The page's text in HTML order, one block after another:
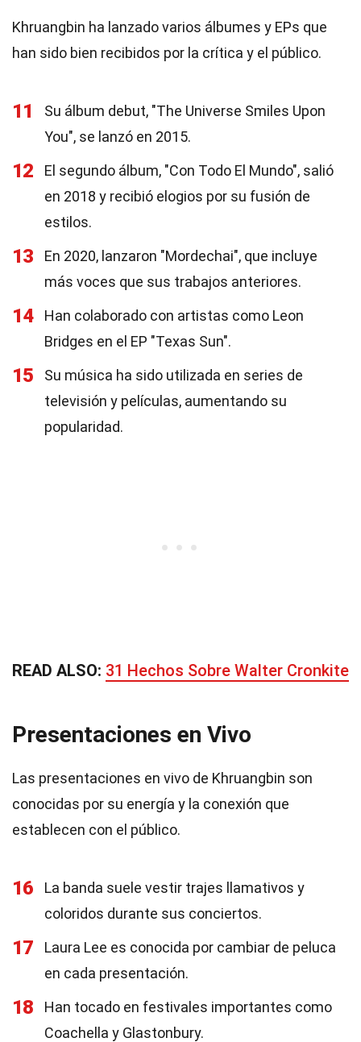
Khruangbin ha lanzado varios álbumes y EPs que
han sido bien recibidos por la crítica y el público.
11
Su álbum debut, "The Universe Smiles Upon
You", se lanzó en 2015.
12
El segundo álbum, "Con Todo El Mundo", salió
en 2018 y recibió elogios por su fusión de
estilos.
13
En 2020, lanzaron "Mordechai", que incluye
más voces que sus trabajos anteriores.
14
Han colaborado con artistas como Leon
Bridges en el EP "Texas Sun".
15
Su música ha sido utilizada en series de
televisión y películas, aumentando su
popularidad.
READ ALSO: 31 Hechos Sobre Walter Cronkite
Presentaciones en Vivo
Las presentaciones en vivo de Khruangbin son
conocidas por su energía y la conexión que
establecen con el público.
16
La banda suele vestir trajes llamativos y
coloridos durante sus conciertos.
17
Laura Lee es conocida por cambiar de peluca
en cada presentación.
18
Han tocado en festivales importantes como
Coachella y Glastonbury.